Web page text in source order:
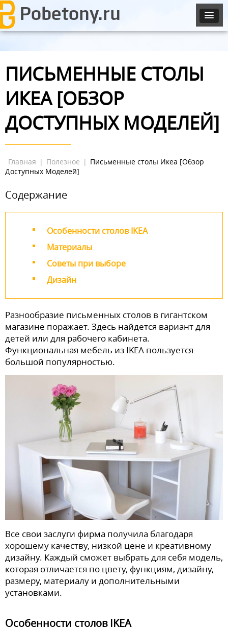
ПИСЬМЕННЫЕ СТОЛЫ
ИКЕА [ОБЗОР
ДОСТУПНЫХ МОДЕЛЕЙ]
Главная | Полезное | Письменные столы Икеа [Обзор
Доступных Моделей]
Содержание
Особенности столов IKEA
Материалы
Советы при выборе
Дизайн
Разнообразие письменных столов в гигантском
магазине поражает. Здесь найдется вариант для
детей или для рабочего кабинета.
Функциональная мебель из IKEA пользуется
большой популярностью.
Все свои заслуги фирма получила благодаря
хорошему качеству, низкой цене и креативному
дизайну. Каждый сможет выбрать для себя модель,
которая отличается по цвету, функциям, дизайну,
размеру, материалу и дополнительными
установками.
Особенности столов IKEA